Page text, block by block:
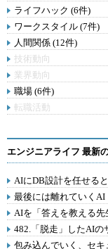
ライフハック (6件)
ワークスタイル (7件)
人間関係 (12件)
技術動向
業界動向
職場 (6件)
転職活動
エンジニアライフ 最新
AIにDB設計を任せる
最後には離れていくAI
AIを「答えを教える
482.「脱走」したAIの
包み込んでいく、セキ